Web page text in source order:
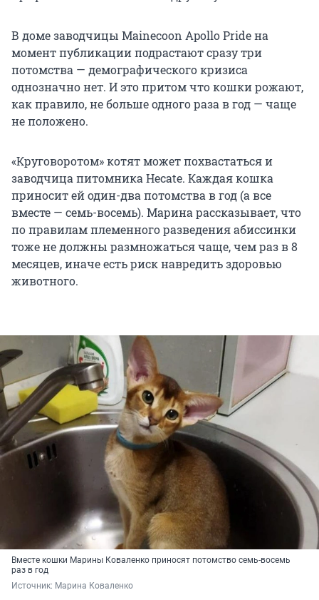
В доме заводчицы Mainecoon Apollo Pride на
момент публикации подрастают сразу три
потомства — демографического кризиса
однозначно нет. И это притом что кошки рожают,
как правило, не больше одного раза в год — чаще
не положено.
«Круговоротом» котят может похвастаться и
заводчица питомника Hecate. Каждая кошка
приносит ей один-два потомства в год (а все
вместе — семь-восемь). Марина рассказывает, что
по правилам племенного разведения абиссинки
тоже не должны размножаться чаще, чем раз в 8
месяцев, иначе есть риск навредить здоровью
животного.
Вместе кошки Марины Коваленко приносят потомство семь-восемь
раз в год
Источник: Марина Коваленко